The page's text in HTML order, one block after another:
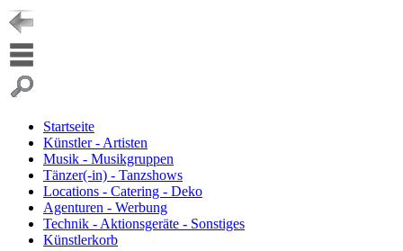
Startseite
Künstler - Artisten
Musik - Musikgruppen
Tänzer(-in) - Tanzshows
Locations - Catering - Deko
Agenturen - Werbung
Technik - Aktionsgeräte - Sonstiges
Künstlerkorb